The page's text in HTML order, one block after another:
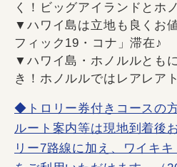
く！ビッグアイランドとホ
▼ハワイ島は立地も良くお
フィック19・コナ」滞在♪
▼ハワイ島・ホノルルとも
き！ホノルルではレアレア
◆トロリー券付きコースの
ルート案内等は現地到着後
リー7路線に加え、ワイキ